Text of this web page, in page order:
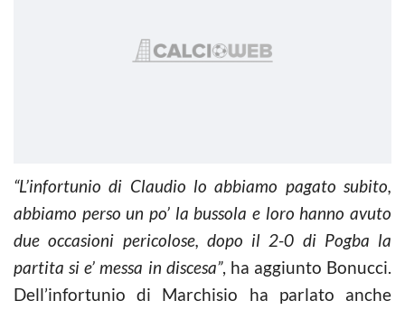
“L’infortunio di Claudio lo abbiamo pagato subito,
abbiamo perso un po’ la bussola e loro hanno avuto
due occasioni pericolose, dopo il 2-0 di Pogba la
partita si e’ messa in discesa”, ha aggiunto Bonucci.
Dell’infortunio di Marchisio ha parlato anche